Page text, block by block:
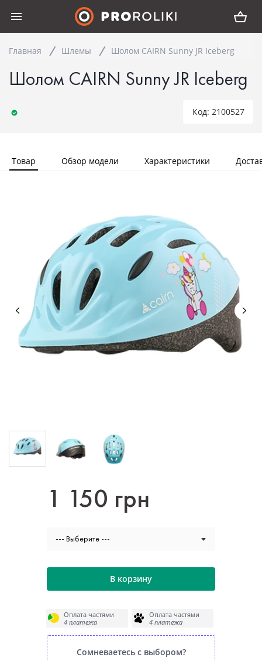
Главная Шлемы Шолом CAIRN Sunny JR Iceberg
Шолом CAIRN Sunny JR Iceberg
Код: 2100527
Товар Обзор модели Характеристики
1 150 грн
--- Выберите ---
В корзину
Оплата частями
4 платежа
Оплата частями
4 платежа
Сомневаетесь с выбором?